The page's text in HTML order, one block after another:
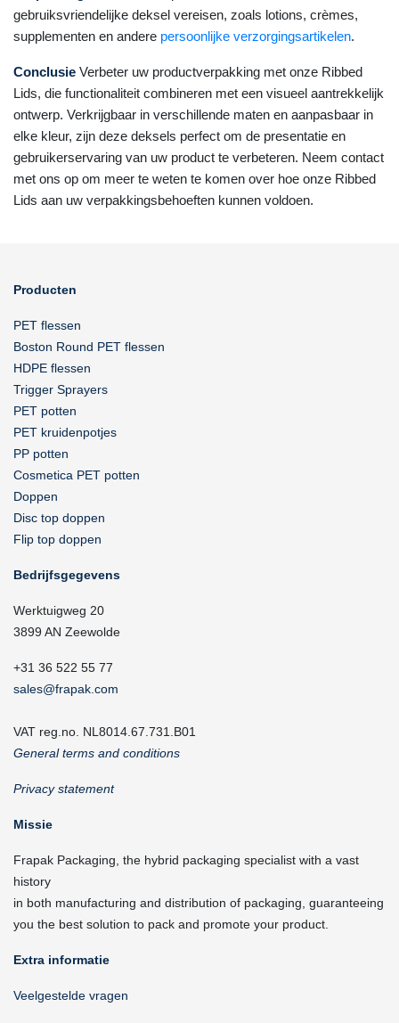
gebruiksvriendelijke deksel vereisen, zoals lotions, crèmes,
supplementen en andere persoonlijke verzorgingsartikelen.
Conclusie Verbeter uw productverpakking met onze Ribbed
Lids, die functionaliteit combineren met een visueel aantrekkelijk
ontwerp. Verkrijgbaar in verschillende maten en aanpasbaar in
elke kleur, zijn deze deksels perfect om de presentatie en
gebruikerservaring van uw product te verbeteren. Neem contact
met ons op om meer te weten te komen over hoe onze Ribbed
Lids aan uw verpakkingsbehoeften kunnen voldoen.
Producten
PET flessen
Boston Round PET flessen
HDPE flessen
Trigger Sprayers
PET potten
PET kruidenpotjes
PP potten
Cosmetica PET potten
Doppen
Disc top doppen
Flip top doppen
Bedrijfsgegevens
Werktuigweg 20
3899 AN Zeewolde
+31 36 522 55 77
sales@frapak.com
VAT reg.no. NL8014.67.731.B01
General terms and conditions
Privacy statement
Missie
Frapak Packaging, the hybrid packaging specialist with a vast
history
in both manufacturing and distribution of packaging, guaranteeing
you the best solution to pack and promote your product.
Extra informatie
Veelgestelde vragen